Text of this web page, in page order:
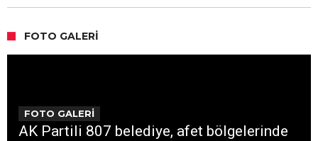
FOTO GALERI
FOTO GALERİ
AK Partili 807 belediye, afet bölgelerinde